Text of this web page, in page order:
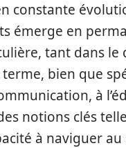
constante
émerge en
tant dans le
bien que
à
notions clés
à naviguer au